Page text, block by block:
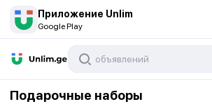
Приложение Unlim
Google Play
Подарочные наборы